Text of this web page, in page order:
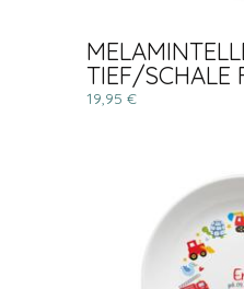
TIEF/SCHALE
19,95 €